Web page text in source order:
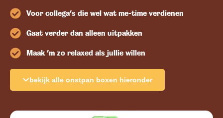
Voor collega’s die wel wat me-time verdienen
Gaat verder dan alleen uitpakken
Maak ’m zo relaxed als jullie willen
bekijk alle onstpan boxen hieronder